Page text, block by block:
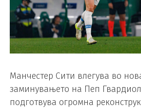
Манчестер Сити влегува во
заминувањето на Пеп
подготвува огромна